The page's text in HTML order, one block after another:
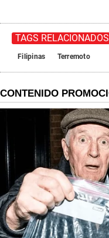
TAGS RELACIONADOS
Filipinas Terremoto